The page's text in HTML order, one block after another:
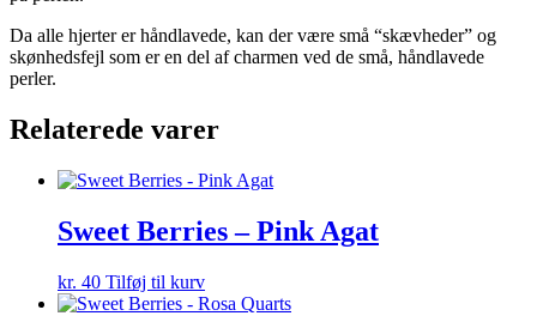
Da alle hjerter er håndlavede, kan der være små “skævheder” og
skønhedsfejl som er en del af charmen ved de små, håndlavede
perler.
Relaterede varer
Sweet Berries – Pink Agat
kr. 40 Tilføj til kurv